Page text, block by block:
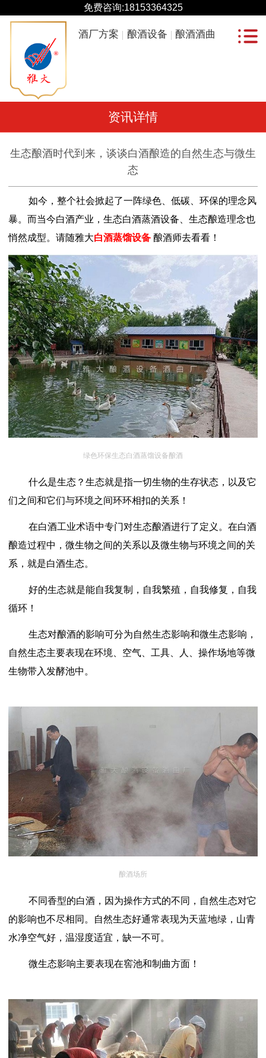
免费咨询:18153364325
酒厂方案 酿酒设备 酿酒酒曲
资讯详情
生态酿酒时代到来，谈谈白酒酿造的自然生态与微生
态
如今，整个社会掀起了一阵绿色、低碳、环保的理念风
暴。而当今白酒产业，生态白酒蒸酒设备、生态酿造理念也
悄然成型。请随雅大白酒蒸馏设备 酿酒师去看看！
绿色环保生态白酒蒸馏设备酿酒
什么是生态？生态就是指一切生物的生存状态，以及它
们之间和它们与环境之间环环相扣的关系！
在白酒工业术语中专门对生态酿酒进行了定义。在白酒
酿造过程中，微生物之间的关系以及微生物与环境之间的关
系，就是白酒生态。
好的生态就是能自我复制，自我繁殖，自我修复，自我
循环！
生态对酿酒的影响可分为自然生态影响和微生态影响，
自然生态主要表现在环境、空气、工具、人、操作场地等微
生物带入发酵池中。
酿酒场所
不同香型的白酒，因为操作方式的不同，自然生态对它
的影响也不尽相同。自然生态好通常表现为天蓝地绿，山青
水净空气好，温湿度适宜，缺一不可。
微生态影响主要表现在窖池和制曲方面！